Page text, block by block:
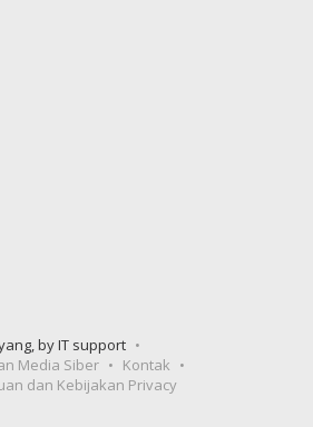
by IT support
Media Siber
Kontak
dan Kebijakan Privacy